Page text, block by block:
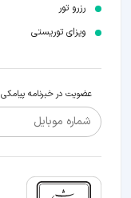
رزرو تور
ویزای توریستی
عضویت در خبرنامه پیامکی
شماره موبایل